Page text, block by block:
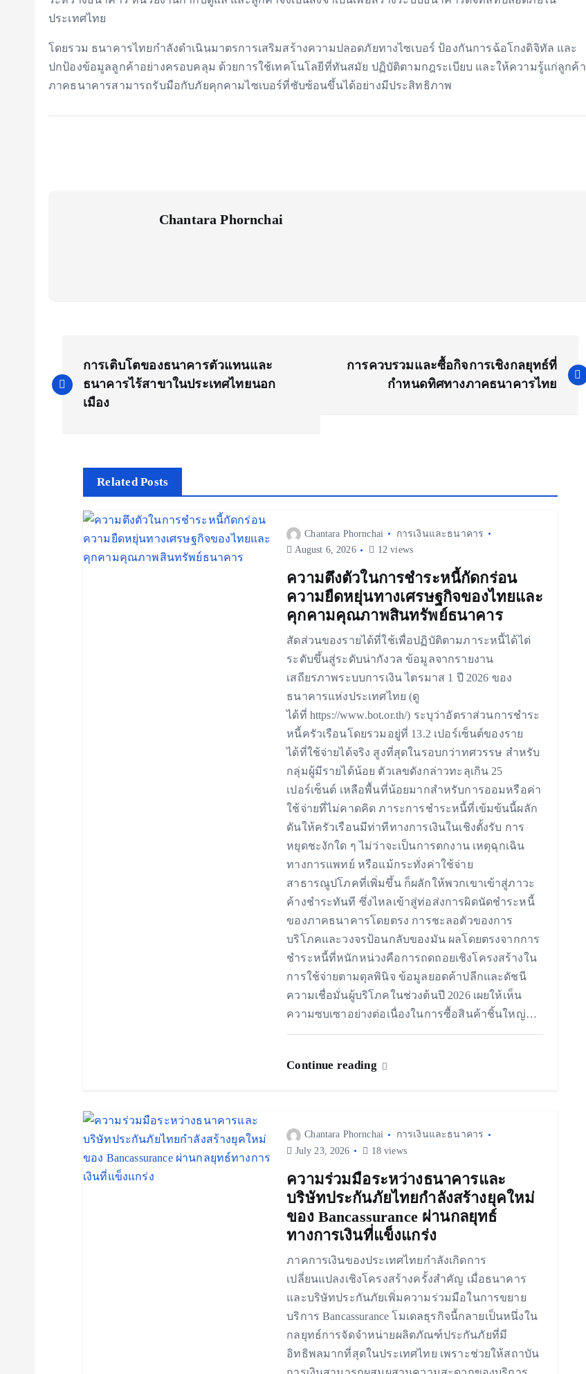
ประเทศไทย
โดยรวม ธนาคารไทยกำลังดำเนินมาตรการเสริมสร้างความปลอดภัยทางไซเบอร์ ป้องกันการฉ้อโกงดิจิทัล และ
ปกป้องข้อมูลลูกค้าอย่างครอบคลุม ด้วยการใช้เทคโนโลยีที่ทันสมัย ปฏิบัติตามกฎระเบียบ และให้ความรู้แก่ลูกค้า
ภาคธนาคารสามารถรับมือกับภัยคุกคามไซเบอร์ที่ซับซ้อนขึ้นได้อย่างมีประสิทธิภาพ
Chantara Phornchai
o
การเติบโตของธนาคารตัวแทนและ
ธนาคารไร้สาขาในประเทศไทยนอก
เมือง
การควบรวมและซื้อกิจการเชิงกลยุทธ์ที่
กำหนดทิศทางภาคธนาคารไทย
Related Posts
Chantara Phornchai
การเงินและธนาคาร
August 6, 2026
12 views
ความตึงตัวในการชำระหนี้กัดกร่อน
ความยืดหยุ่นทางเศรษฐกิจของไทยและ
คุกคามคุณภาพสินทรัพย์ธนาคาร
สัดส่วนของรายได้ที่ใช้เพื่อปฏิบัติตามภาระหนี้ได้ไต่
ระดับขึ้นสู่ระดับน่ากังวล ข้อมูลจากรายงาน
เสถียรภาพระบบการเงิน ไตรมาส 1 ปี 2026 ของ
ธนาคารแห่งประเทศไทย (ดู
ได้ที่ https://www.bot.or.th/) ระบุว่าอัตราส่วนการชำระ
หนี้ครัวเรือนโดยรวมอยู่ที่ 13.2 เปอร์เซ็นต์ของราย
ได้ที่ใช้จ่ายได้จริง สูงที่สุดในรอบกว่าทศวรรษ สำหรับ
กลุ่มผู้มีรายได้น้อย ตัวเลขดังกล่าวทะลุเกิน 25
เปอร์เซ็นต์ เหลือพื้นที่น้อยมากสำหรับการออมหรือค่า
ใช้จ่ายที่ไม่คาดคิด ภาระการชำระหนี้ที่เข้มข้นนี้ผลัก
ดันให้ครัวเรือนมีท่าทีทางการเงินในเชิงตั้งรับ การ
หยุดชะงักใด ๆ ไม่ว่าจะเป็นการตกงาน เหตุฉุกเฉิน
ทางการแพทย์ หรือแม้กระทั่งค่าใช้จ่าย
สาธารณูปโภคที่เพิ่มขึ้น ก็ผลักให้พวกเขาเข้าสู่ภาวะ
ค้างชำระทันที ซึ่งไหลเข้าสู่ท่อส่งการผิดนัดชำระหนี้
ของภาคธนาคารโดยตรง การชะลอตัวของการ
บริโภคและวงจรป้อนกลับของมัน ผลโดยตรงจากการ
ชำระหนี้ที่หนักหน่วงคือการถดถอยเชิงโครงสร้างใน
การใช้จ่ายตามดุลพินิจ ข้อมูลยอดค้าปลีกและดัชนี
ความเชื่อมั่นผู้บริโภคในช่วงต้นปี 2026 เผยให้เห็น
ความซบเซาอย่างต่อเนื่องในการซื้อสินค้าชิ้นใหญ่…
Continue reading
Chantara Phornchai
การเงินและธนาคาร
July 23, 2026
18 views
ความร่วมมือระหว่างธนาคารและ
บริษัทประกันภัยไทยกำลังสร้างยุคใหม่
ของ Bancassurance ผ่านกลยุทธ์
ทางการเงินที่แข็งแกร่ง
ภาคการเงินของประเทศไทยกำลังเกิดการ
เปลี่ยนแปลงเชิงโครงสร้างครั้งสำคัญ เมื่อธนาคาร
และบริษัทประกันภัยเพิ่มความร่วมมือในการขยาย
บริการ Bancassurance โมเดลธุรกิจนี้กลายเป็นหนึ่งใน
กลยุทธ์การจัดจำหน่ายผลิตภัณฑ์ประกันภัยที่มี
อิทธิพลมากที่สุดในประเทศไทย เพราะช่วยให้สถาบัน